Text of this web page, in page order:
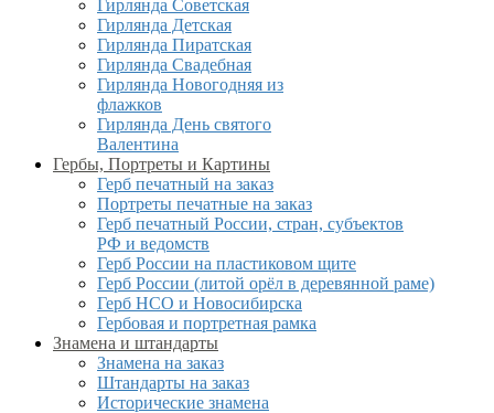
Гирлянда Советская
Гирлянда Детская
Гирлянда Пиратская
Гирлянда Свадебная
Гирлянда Новогодняя из
флажков
Гирлянда День святого
Валентина
Гербы, Портреты и Картины
Герб печатный на заказ
Портреты печатные на заказ
Герб печатный России, стран, субъектов
РФ и ведомств
Герб России на пластиковом щите
Герб России (литой орёл в деревянной раме)
Герб НСО и Новосибирска
Гербовая и портретная рамка
Знамена и штандарты
Знамена на заказ
Штандарты на заказ
Исторические знамена